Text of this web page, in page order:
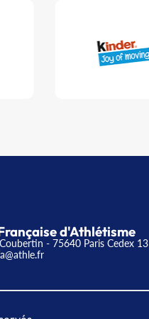
d'Athlétisme
- 75640 Paris Cedex 13